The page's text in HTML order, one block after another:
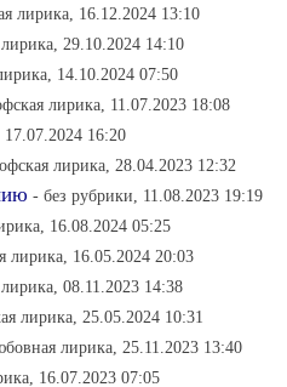
лирика, 16.12.2024 13:10
29.10.2024 14:10
14.10.2024 07:50
лирика, 11.07.2023 18:08
16:20
лирика, 28.04.2023 12:32
- без рубрики, 11.08.2023 19:19
16.08.2024 05:25
лирика, 16.05.2024 20:03
08.11.2023 14:38
лирика, 25.05.2024 10:31
лирика, 25.11.2023 13:40
16.07.2023 07:05